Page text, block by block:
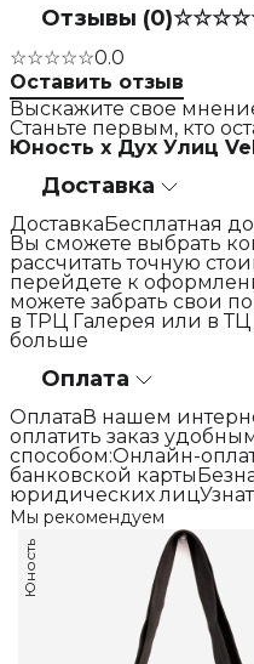
Отзывы (0)
☆☆☆☆☆0.0
Оставить отзыв
Выскажите свое
Станьте первым, кто
Юность х Дух Улиц
Доставка
ДоставкаБесплатная
Вы сможете выбрать
рассчитать точную
перейдете к
можете забрать свои
в ТРЦ Галерея или в ТЦ
больше
Оплата
ОплатаВ нашем
оплатить заказ
способом:Онлайн-
банковской
юридических
Мы рекомендуем
Юность